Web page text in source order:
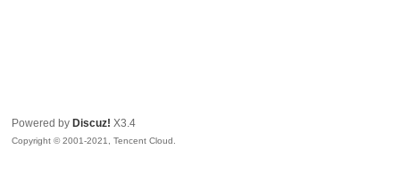
Powered by Discuz! X3.4
Copyright © 2001-2021, Tencent Cloud.